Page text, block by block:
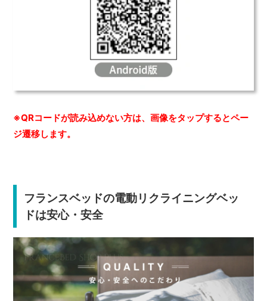
※QRコードが読み込めない方は、画像をタップするとペー
ジ遷移します。
フランスベッドの電動リクライニングベッ
ドは安心・安全